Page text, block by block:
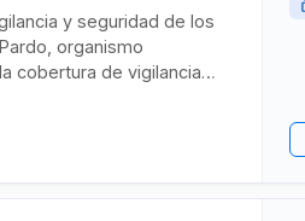
y seguridad de los
organismo
cobertura de vigilancia
de edificios y espacios